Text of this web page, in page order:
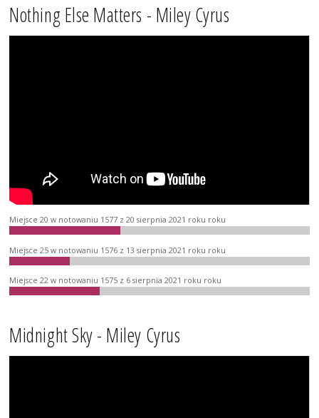
Nothing Else Matters - Miley Cyrus
Miejsce 20 w notowaniu 1577 z 20 sierpnia 2021 roku roku
Miejsce 25 w notowaniu 1576 z 13 sierpnia 2021 roku roku
Miejsce 22 w notowaniu 1575 z 6 sierpnia 2021 roku roku
Midnight Sky - Miley Cyrus